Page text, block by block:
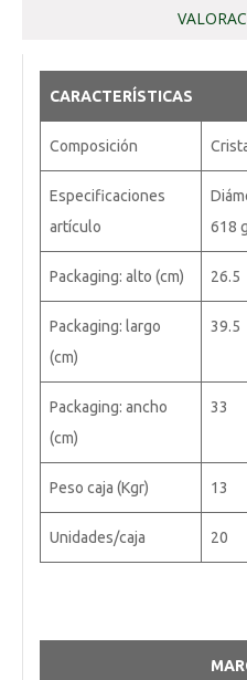
CARACTERÍSTICAS
Composición
Especificaciones
artículo
618
Packaging: alto (cm) 26.5
Packaging: largo
(cm)
39.5
Packaging: ancho
(cm)
33
Peso caja (Kgr) 13
Unidades/caja 20